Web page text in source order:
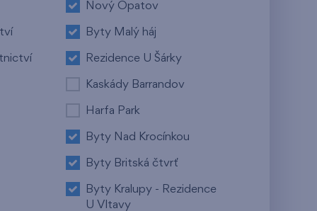
Nový Opatov
Byty Malý háj
Rezidence U Šárky
Kaskády Barrandov
Harfa Park
Byty Nad Krocínkou
Byty Britská čtvrť
Byty Kralupy - Rezidence
U Vltavy